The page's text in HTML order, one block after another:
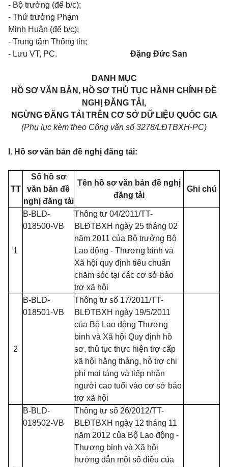
- Bộ trưởng (để b/c);
- Thứ trưởng Phạm
Minh Huân (để b/c);
- Trung tâm Thông tin;
- Lưu VT, PC.
Đặng Đức San
DANH MỤC
HỒ SƠ VĂN BẢN, HỒ SƠ THỦ TỤC HÀNH CHÍNH ĐỀ
NGHỊ ĐĂNG TẢI,
NGỪNG ĐĂNG TẢI TRÊN CƠ SỞ DỮ LIỆU QUỐC GIA
(Phụ lục kèm theo Công văn số 3278/LĐTBXH-PC)
I. Hồ sơ văn bản đề nghị đăng tải:
TT
Số hồ sơ
văn bản đề
nghị đăng tải
Tên hồ sơ văn bản đề nghị
đăng tải
Ghi chú
1
B-BLD-
018500-VB
Thông tư 04/2011/TT-
BLĐTBXH ngày 25 tháng 02
năm 2011 của Bộ trưởng Bộ
Lao động - Thương binh và
Xã hội quy định tiêu chuẩn
chăm sóc tại các cơ sở bảo
trợ xã hội
2
B-BLD-
018501-VB
Thông tư số 17/2011/TT-
BLĐTBXH ngày 19/5/2011
của Bộ Lao động Thương
binh và Xã hội Quy định hồ
sơ, thủ tục thực hiện trợ cấp
xã hội hằng tháng, hỗ trợ chi
phí mai táng và tiếp nhận
người cao tuổi vào cơ sở bảo
trợ xã hội
B-BLD-
018502-VB
Thông tư số 26/2012/TT-
BLĐTBXH ngày 12 tháng 11
năm 2012 của Bộ Lao động -
Thương binh và Xã hội
hướng dẫn một số điều của